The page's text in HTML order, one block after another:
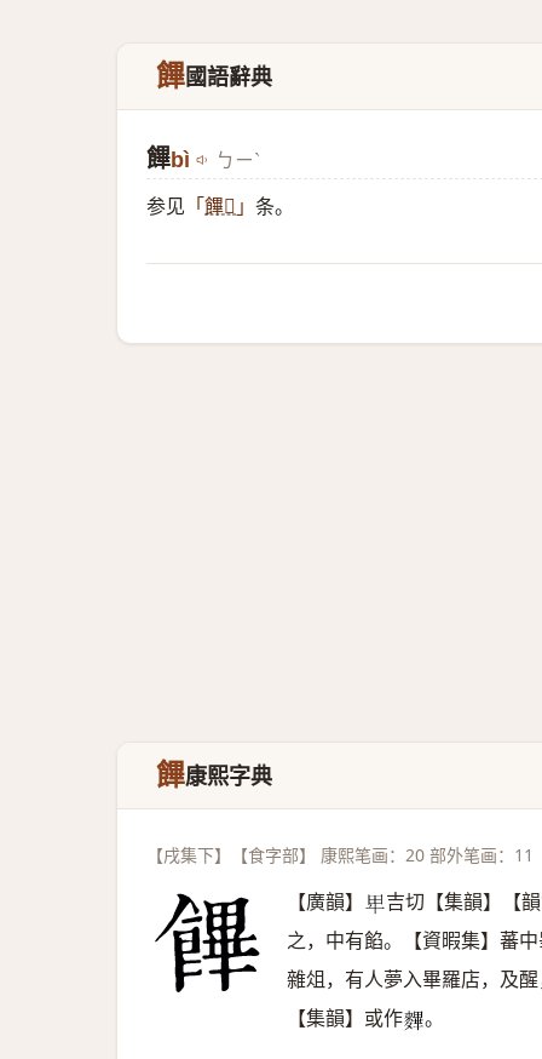
饆國語辭典
饆bì ㄅㄧˋ
参见 「 饆𫗩 」 条。
饆康熙字典
【戌集下】【食字部】 康熙笔画：20 部外笔画：11
【廣韻】 𤰞 吉切【集韻】【
之，中有餡。【資暇集】蕃
雜俎，有人夢入畢羅店，及
【集韻】或作𪍪 。